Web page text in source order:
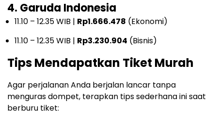
4. Garuda Indonesia
11.10 – 12.35 WIB | Rp1.666.478 (Ekonomi)
11.10 – 12.35 WIB | Rp3.230.904 (Bisnis)
Tips Mendapatkan Tiket Murah
Agar perjalanan Anda berjalan lancar tanpa
menguras dompet, terapkan tips sederhana ini saat
berburu tiket: